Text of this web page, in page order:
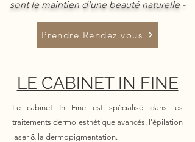
sont le maintien d'une beauté naturelle -
Prendre Rendez vous
LE CABINET IN FINE
Le cabinet In Fine est spécialisé dans les
traitements dermo esthétique avancés, l'épilation
laser & la dermopigmentation.